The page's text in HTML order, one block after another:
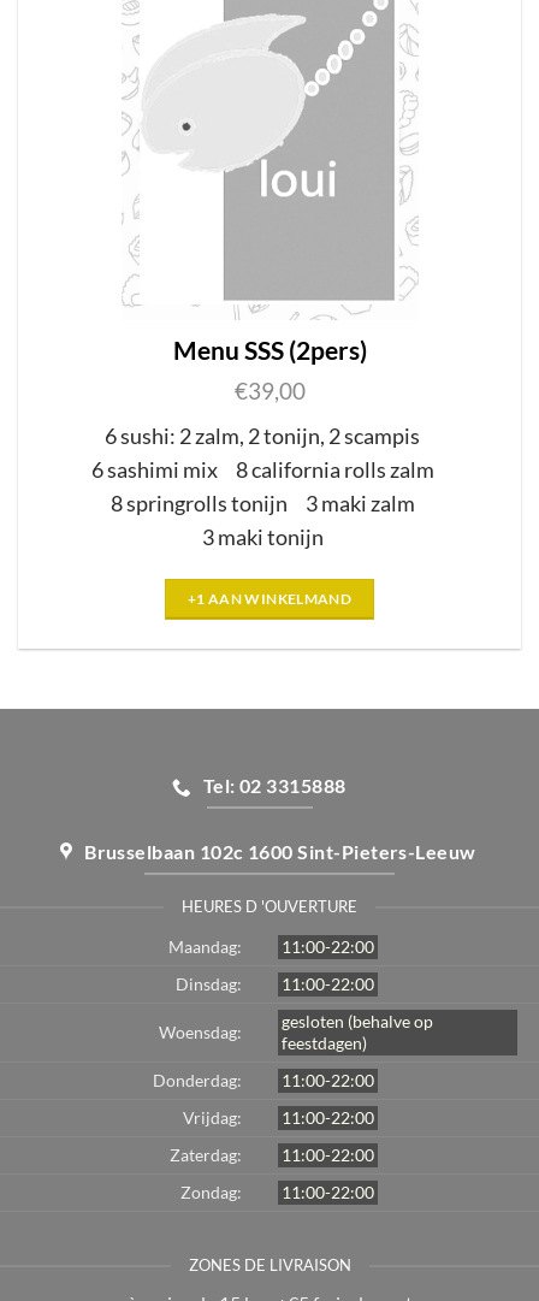
Menu SSS (2pers)
€39,00
6 sushi: 2zalm, 2tonijn, 2scampis
6sashimi mix 8 california rolls zalm
8springrolls tonijn 3 maki zalm
3 maki tonijn
+1 AAN WINKELMAND
Tel: 02 3315888
Brusselbaan 102c 1600 Sint-Pieters-Leeuw
HEURES D 'OUVERTURE
Maandag:
11:00-22:00
Dinsdag:
11:00-22:00
Woensdag:
gesloten (behalve op
feestdagen)
Donderdag:
11:00-22:00
Vrijdag:
11:00-22:00
Zaterdag:
11:00-22:00
Zondag:
11:00-22:00
ZONES DE LIVRAISON